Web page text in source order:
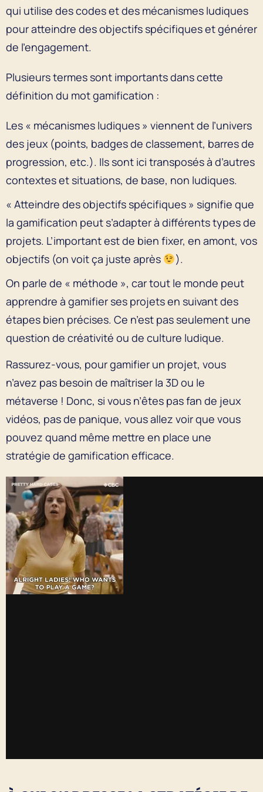
qui utilise des codes et des mécanismes ludiques
pour atteindre des objectifs spécifiques et générer
de l’engagement.
Plusieurs termes sont importants dans cette
définition du mot gamification :
Les « mécanismes ludiques » viennent de l’univers
des jeux (points, badges de classement, barres de
progression, etc.). Ils sont ici transposés à d’autres
contextes et situations, de base, non ludiques.
« Atteindre des objectifs spécifiques » signifie que
la gamification peut s’adapter à différents types de
projets. L’important est de bien fixer, en amont, vos
objectifs (on voit ça juste après
).
On parle de « méthode », car tout le monde peut
apprendre à gamifier ses projets en suivant des
étapes bien précises. Ce n’est pas seulement une
question de créativité ou de culture ludique.
Rassurez-vous, pour gamifier un projet, vous
n’avez pas besoin de maîtriser la 3D ou le
métaverse ! Donc, si vous n’êtes pas fan de jeux
vidéos, pas de panique, vous allez voir que vous
pouvez quand même mettre en place une
stratégie de gamification efficace.